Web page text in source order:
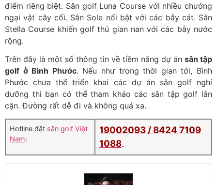
điểm riêng biệt. Sân golf Luna Course với nhiều chướng
ngại vật cây cối. Sân Sole nổi bật với các bẫy cát. Sân
Stella Course khiến golf thủ gian nan với các bẫy nước
rộng.
Trên đây là một số thông tin về tiềm năng dự án sân tập
golf ở Bình Phước. Nếu như trong thời gian tới, Bình
Phước chưa thể triển khai các dự án sân golf nghỉ
dưỡng thì bạn có thể tham khảo các sân tập golf lân
cận. Đường rất dễ đi và không quá xa.
Hotline đặt sân golf Việt
Nam:
19002093 / 8424 7109
1088.